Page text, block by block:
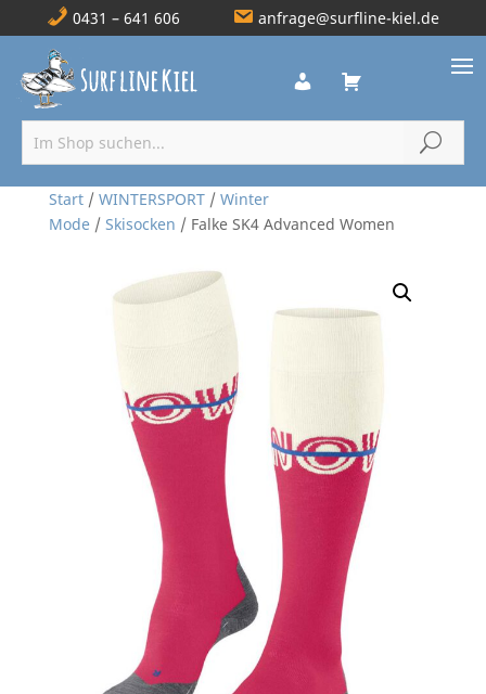
0431 – 641 606 anfrage@surfline-kiel.de
Start/ WINTERSPORT/ Winter
Mode/ Skisocken / Falke SK4 Advanced Women